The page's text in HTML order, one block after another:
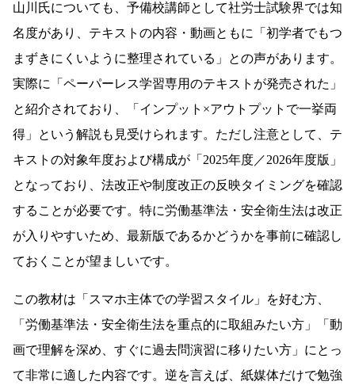
山川氏についても、予備校講師として社労士試験界では知
名度があり、テキストの内容・動画ともに「初学者でもつ
まずきにくいように整理されている」との声があります。
実際に「ペーパーレス学習専用のテキストが発売された」
と紹介されており、「インプット×アウトプットで一挙両
得」という解説も見受けられます。ただし注意として、テ
キストの対象年度および構成が「2025年度／2026年度版」
となっており、法改正や制度改正の反映タイミングを確認
することが必要です。特に労働基準法・安全衛生法は改正
が入りやすいため、最新版であるかどうかを事前に確認し
ておくことが望ましいです。
この教材は「スマホ主体での学習スタイル」を好む方、
「労働基準法・安全衛生法を重点的に取組みたい方」「動
画で理解を深め、すぐに過去問演習に移りたい方」にとっ
て非常に適した内容です。逆を言えば、紙媒体だけで勉強